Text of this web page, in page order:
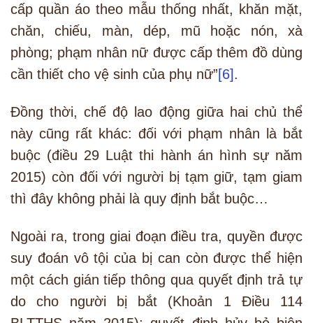
cấp quần áo theo mẫu thống nhất, khăn mặt,
chăn, chiếu, màn, dép, mũ hoặc nón, xà
phòng; phạm nhân nữ được cấp thêm đồ dùng
cần thiết cho vệ sinh của phụ nữ”[6].
Đồng thời, chế độ lao động giữa hai chủ thể
này cũng rất khác: đối với phạm nhân là bắt
buộc (điều 29 Luật thi hành án hình sự năm
2015) còn đối với người bị tạm giữ, tạm giam
thì đây không phải là quy định bắt buộc…
Ngoài ra, trong giai đoạn điều tra, quyền được
suy đoán vô tội của bị can còn được thể hiện
một cách gián tiếp thông qua quyết định trả tự
do cho người bị bắt (Khoản 1 Điều 114